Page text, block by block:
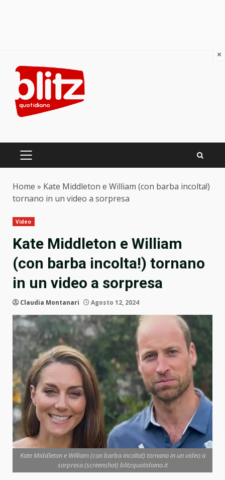
content
PRIMARY
Home » Kate Middleton e William (con barba incolta!)
tornano in un video a sorpresa
Video
Kate Middleton e William
(con barba incolta!) tornano
in un video a sorpresa
Claudia Montanari Agosto 12, 2024
Kate Middleton e William (con barba incolta!) tornano in un video a
sorpresa (screenshot) blitzquotidiano.it
×